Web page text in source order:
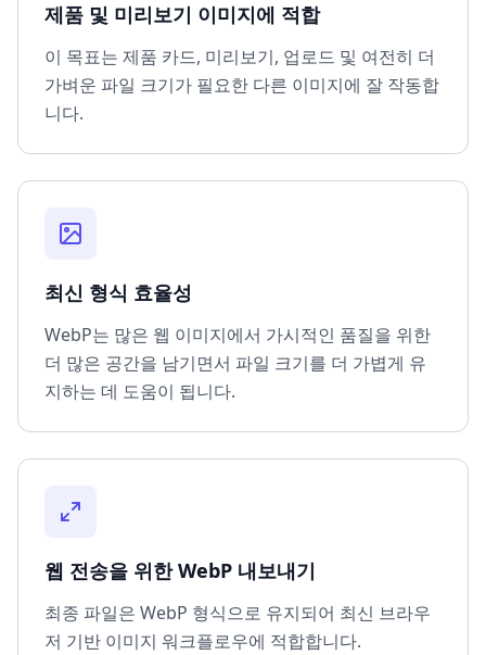
제품 및 미리보기 이미지에 적합
이 목표는 제품 카드, 미리보기, 업로드 및 여전히 더
가벼운 파일 크기가 필요한 다른 이미지에 잘 작동합
니다.
최신 형식 효율성
WebP는 많은 웹 이미지에서 가시적인 품질을 위한
더 많은 공간을 남기면서 파일 크기를 더 가볍게 유
지하는 데 도움이 됩니다.
웹 전송을 위한 WebP 내보내기
최종 파일은 WebP 형식으로 유지되어 최신 브라우
저 기반 이미지 워크플로우에 적합합니다.